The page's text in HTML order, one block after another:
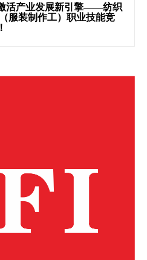
活产业发展新引擎——纺织
服装制作工）职业技能竞